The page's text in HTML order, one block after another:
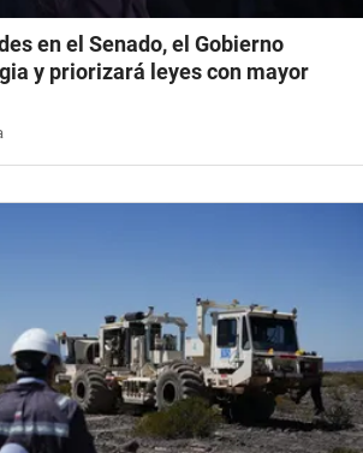
en el Senado, el Gobierno
y priorizará leyes con mayor